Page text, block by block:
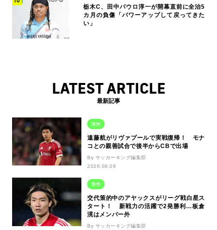
栃木C、田中パウロ淳一が開幕直前に全治5
カ月の負傷「パワーアップして戻ってきた
い」
LATEST ARTICLE
最新記事
海外
遠藤航がリヴァプールで実戦復帰！ モナ
コとの親善試合で後半からCBで出場
By サッカーキング編集部
2026.08.09
海外
交代策的中のアヤックスがリーグ戦白星ス
タート！ 新戦力の活躍で2発勝利…板倉
滉はメンバー外
By サッカーキング編集部